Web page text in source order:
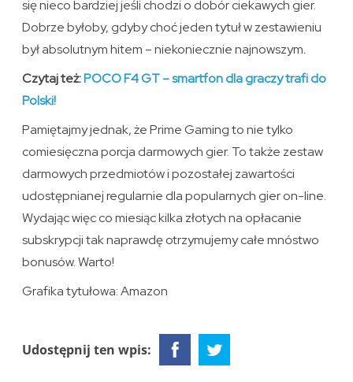
się nieco bardziej jeśli chodzi o dobór ciekawych gier.
Dobrze byłoby, gdyby choć jeden tytuł w zestawieniu
był absolutnym hitem – niekoniecznie najnowszym.
Czytaj też:POCO F4 GT – smartfon dla graczy trafi do
Polski!
Pamiętajmy jednak, że Prime Gaming to nie tylko
comiesięczna porcja darmowych gier. To także zestaw
darmowych przedmiotów i pozostałej zawartości
udostępnianej regularnie dla popularnych gier on-line.
Wydając więc co miesiąc kilka złotych na opłacanie
subskrypcji tak naprawdę otrzymujemy całe mnóstwo
bonusów. Warto!
Grafika tytułowa: Amazon
Udostępnij ten wpis: